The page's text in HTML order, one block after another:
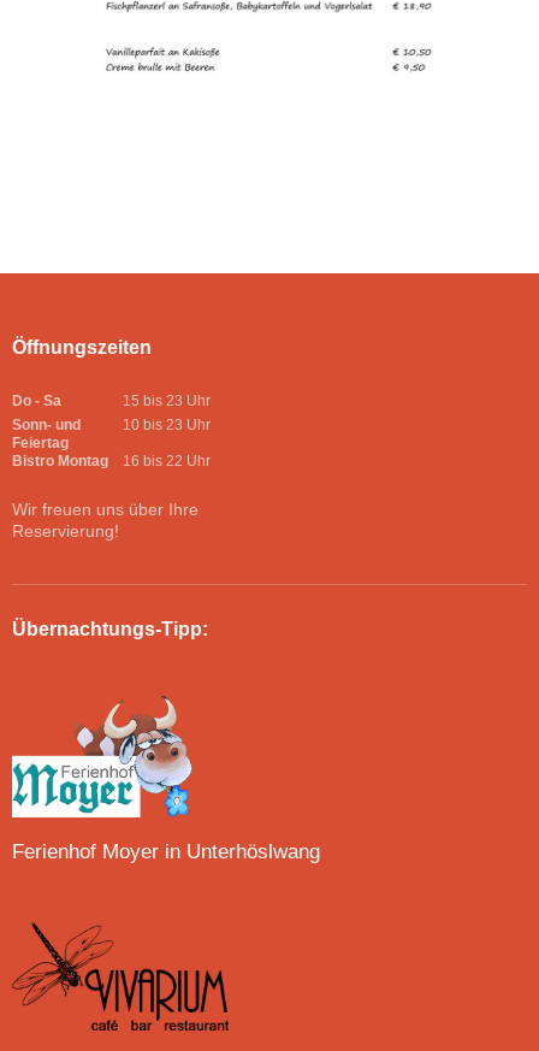
Öffnungszeiten
Do - Sa
15 bis 23 Uhr
Sonn- und
Feiertag
10 bis 23 Uhr
Bistro Montag 16 bis 22 Uhr
Wir freuen uns über Ihre
Reservierung!
Übernachtungs-Tipp:
Ferienhof Moyer in Unterhöslwang